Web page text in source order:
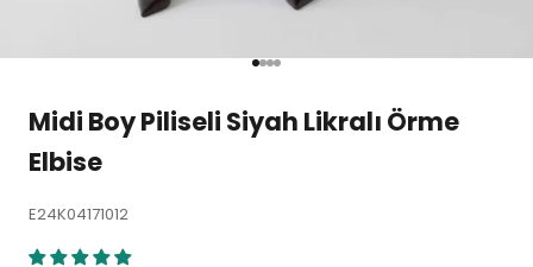
1 ögesine git
2 ögesine git
3 ögesine git
4 ögesine git
Midi Boy Piliseli Siyah Likralı Örme
Elbise
E24K04171012